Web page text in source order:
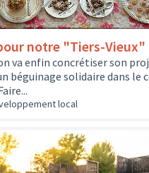
notre "Tiers-Vieux"
va enfin concrétiser son
béguinage solidaire dans le
local